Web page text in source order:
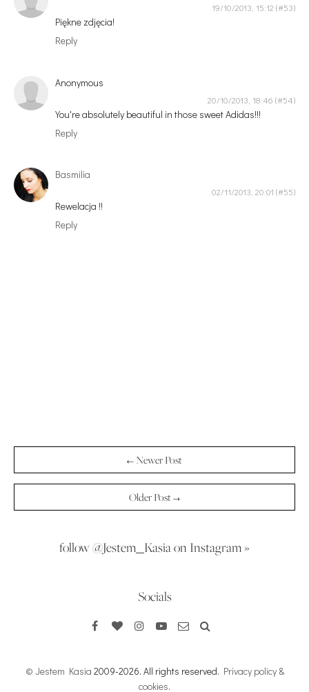
19/10/2013, 15:12
Piękne zdjęcia!
Reply
Anonymous
20/10/2013, 18:46
You're absolutely beautiful in those sweet Adidas!!!
Reply
Basmilia
02/11/2013, 20:01
Rewelacja !!
Reply
← Newer Post
Older Post →
follow @Jestem_Kasia on Instagram »
Socials
© Jestem Kasia 2009-2026. All rights reserved. Privacy policy &
cookies.